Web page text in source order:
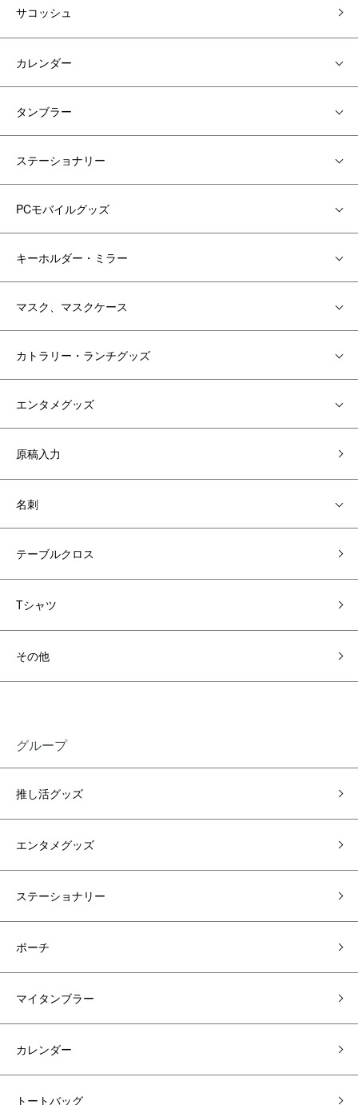
サコッシュ
カレンダー
タンブラー
ステーショナリー
PCモバイルグッズ
キーホルダー・ミラー
マスク、マスクケース
カトラリー・ランチグッズ
エンタメグッズ
原稿入力
名刺
テーブルクロス
Tシャツ
その他
グループ
推し活グッズ
エンタメグッズ
ステーショナリー
ポーチ
マイタンブラー
カレンダー
トートバッグ